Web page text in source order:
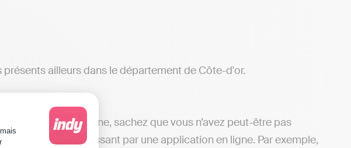
: Personnalisez vos Options
ailleurs dans le département de Côte-d'or.
directement en ligne, sachez que vous n’avez peut-être pas
de le faire en passant par une application en ligne. Par exemple,